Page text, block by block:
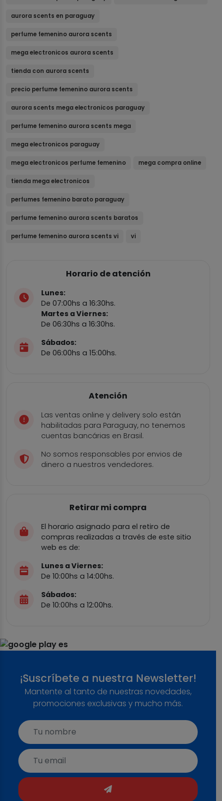
aurora scents en paraguay
perfume femenino aurora scents
mega electronicos aurora scents
tienda con aurora scents
precio perfume femenino aurora scents
aurora scents mega electronicos paraguay
perfume femenino aurora scents mega
mega electronicos paraguay
mega electronicos perfume femenino mega compra online
tienda mega electronicos
perfumes femenino barato paraguay
perfume femenino aurora scents baratos
perfume femenino aurora scents vi vi
Horario de atención
Lunes:
De 07:00hs a 16:30hs.
Martes a Viernes:
De 06:30hs a 16:30hs.
Sábados:
De 06:00hs a 15:00hs.
Atención
Las ventas online y delivery solo están
habilitadas para Paraguay, no tenemos
cuentas bancárias en Brasil.
No somos responsables por envios de
dinero a nuestros vendedores.
Retirar mi compra
El horario asignado para el retiro de
compras realizadas a través de este sitio
web es de:
Lunes a Viernes:
De 10:00hs a 14:00hs.
Sábados:
De 10:00hs a 12:00hs.
¡Suscríbete a nuestra Newsletter!
Mantente al tanto de nuestras novedades,
promociones exclusivas y mucho más.